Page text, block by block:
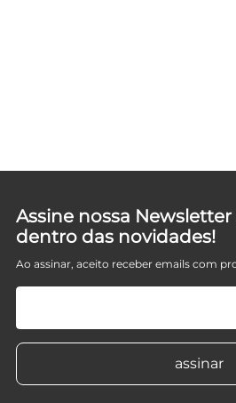
Assine nossa
dentro das novidades!
Ao assinar, aceito receber emails com